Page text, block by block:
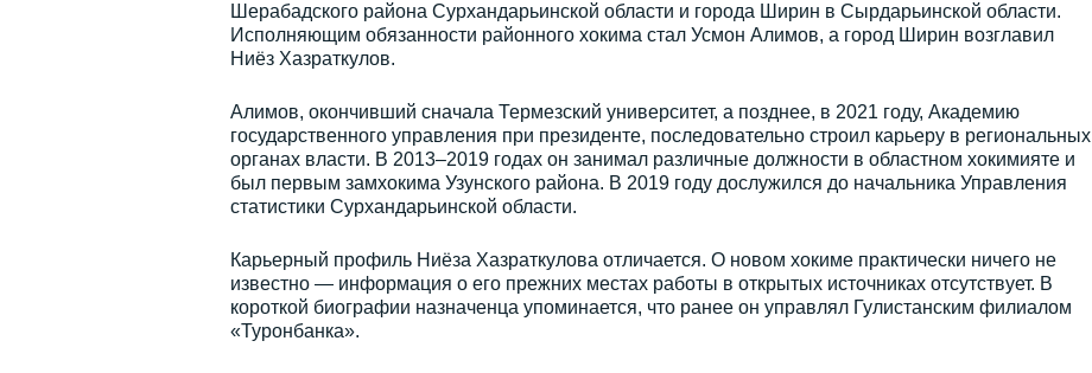
Шерабадского района Сурхандарьинской области и города Ширин в Сырдарьинской области.
Исполняющим обязанности районного хокима стал Усмон Алимов, а город Ширин возглавил
Ниёз Хазраткулов.
Алимов, окончивший сначала Термезский университет, а позднее, в 2021 году, Академию
государственного управления при президенте, последовательно строил карьеру в региональных
органах власти. В 2013–2019 годах он занимал различные должности в областном хокимияте и
был первым замхокима Узунского района. В 2019 году дослужился до начальника Управления
статистики Сурхандарьинской области.
Карьерный профиль Ниёза Хазраткулова отличается. О новом хокиме практически ничего не
известно — информация о его прежних местах работы в открытых источниках отсутствует. В
короткой биографии назначенца упоминается, что ранее он управлял Гулистанским филиалом
«Туронбанка».